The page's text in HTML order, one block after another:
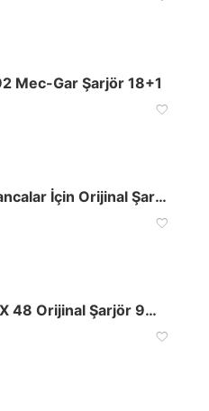
Mec-Gar Şarjör 18+1
İthal Tabancalar İçin Orijinal Şarjörler
Glock 43X 48 Orijinal Şarjör 9mm